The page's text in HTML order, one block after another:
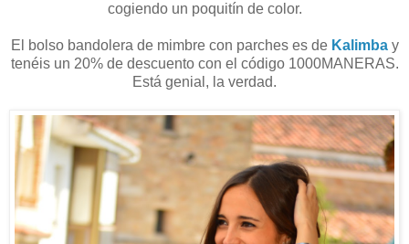
cogiendo un poquitín de color.
El bolso bandolera de mimbre con parches es de Kalimbay
tenéis un 20% de descuento con el código 1000MANERAS.
Está genial, la verdad.